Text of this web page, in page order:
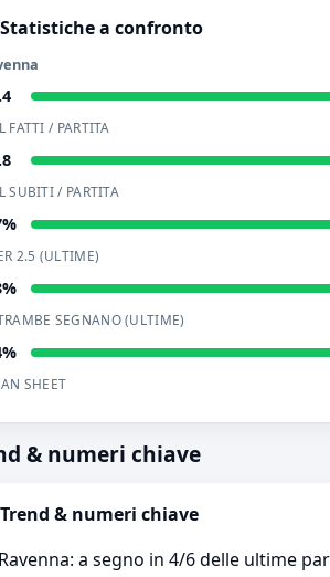
Statistiche a confronto
FATTI / PARTITA
SUBITI / PARTITA
2.5 (ULTIME)
SEGNANO (ULTIME)
SHEET
& numeri chiave
Trend & numeri chiave
Ravenna: a segno in 4/6 delle ultime